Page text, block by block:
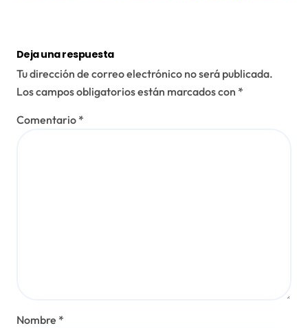
Deja una respuesta
Tu dirección de correo electrónico no será publicada.
Los campos obligatorios están marcados con *
Comentario *
Nombre *